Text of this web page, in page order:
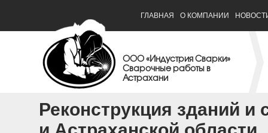
ГЛАВНАЯ О КОМПАНИИ
ООО «Индустрия Сварки»
Сварочные работы в
Астрахани
Реконструкция зданий и